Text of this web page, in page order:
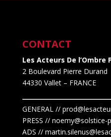
CONTACT
Les Acteurs De l’Ombre
2 Boulevard Pierre Durand
44330 Vallet– FRANCE
GENERAL //
PRESS //
ADS // martin.silenus